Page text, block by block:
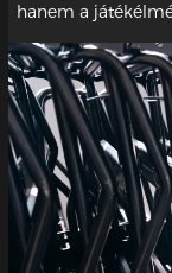
hanem a